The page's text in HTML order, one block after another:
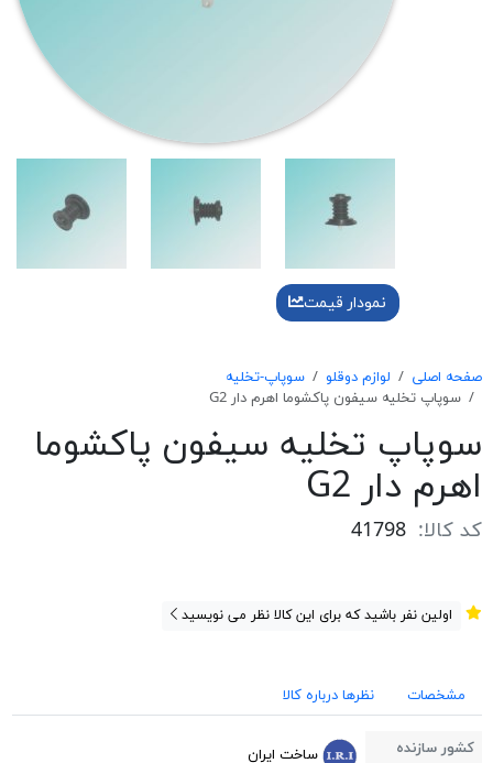
نمودار قیمت
صفحه اصلی لوازم دوقلو
سوپاپ-تخلیه
سوپاپ تخلیه سیفون پاکشوما اهرم دار G2
سوپاپ تخلیه سیفون پاکشوما
اهرم دار G2
کد کالا: 41798
اولین نفر باشید که برای این کالا نظر می نویسید
مشخصات نظرها درباره کالا
کشور سازنده ساخت ایران